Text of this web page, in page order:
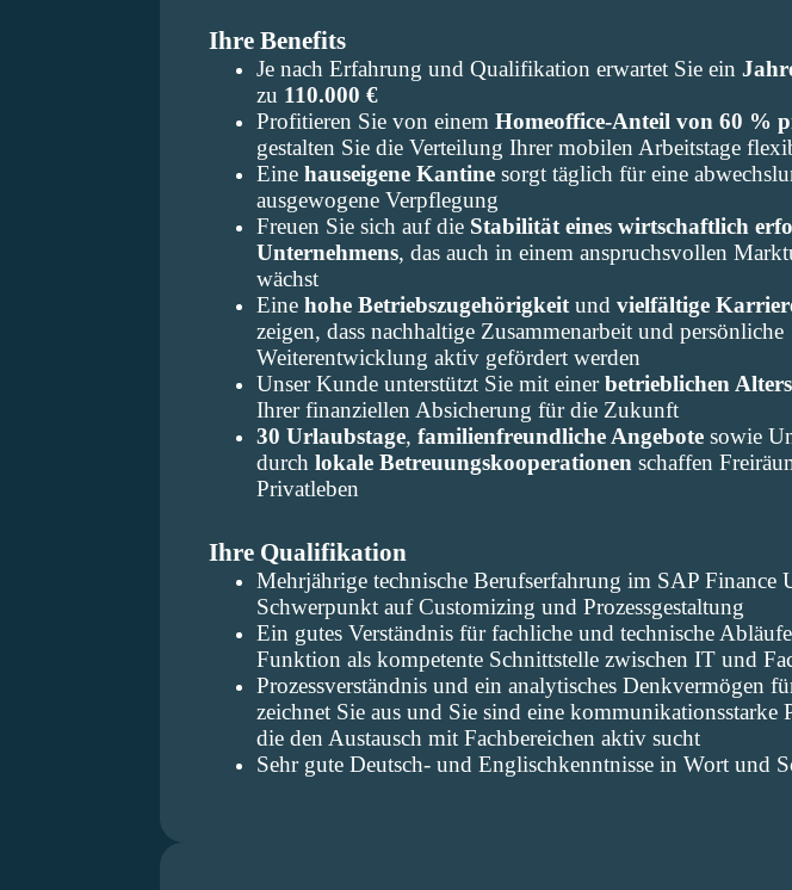
Ihre Benefits
Je nach Erfahrung und Qualifikation erwartet Sie ein
zu 110.000 €
Profitieren Sie von einem Homeoffice-Anteil von 60 %
gestalten Sie die Verteilung Ihrer mobilen Arbeitstage
Eine hauseigene Kantine sorgt täglich für eine
ausgewogene Verpflegung
Freuen Sie sich auf die Stabilität eines wirtschaftlich
Unternehmens, das auch in einem anspruchsvollen
wächst
Eine hohe Betriebszugehörigkeit und vielfältige
zeigen, dass nachhaltige Zusammenarbeit und persönliche
Weiterentwicklung aktiv gefördert werden
Unser Kunde unterstützt Sie mit einer betrieblichen
Ihrer finanziellen Absicherung für die Zukunft
30 Urlaubstage, familienfreundliche Angebote sowie
durch lokale Betreuungskooperationen schaffen
Privatleben
Ihre Qualifikation
Mehrjährige technische Berufserfahrung im SAP Finance
Schwerpunkt auf Customizing und Prozessgestaltung
Ein gutes Verständnis für fachliche und technische
Funktion als kompetente Schnittstelle zwischen IT und
Prozessverständnis und ein analytisches Denkvermögen
zeichnet Sie aus und Sie sind eine kommunikationsstarke
die den Austausch mit Fachbereichen aktiv sucht
Sehr gute Deutsch- und Englischkenntnisse in Wort und